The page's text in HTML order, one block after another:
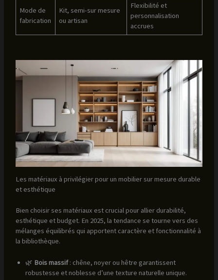
Mode de
fabrication
Kit, semi-sur mesure
ou artisan
Flexibilité et
personnalisation
accrues
Les matériaux à privilégier pour un mobilier sur mesure durable
et esthétique
Bien choisir ses matériaux est crucial pour allier durabilité,
esthétique et budget. En 2025, la tendance se tourne vers des
mélanges équilibrés qui apportent caractère et fonctionnalité à
la bibliothèque.
🌿 Bois massif: chêne, noyer ou hêtre garantissent
robustesse et noblesse d’une texture naturelle unique.